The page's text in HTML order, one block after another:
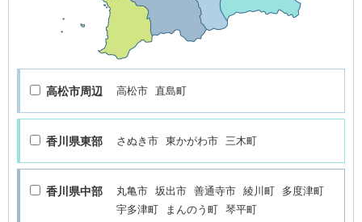
高松市周辺 高松市 直島町
香川県東部 さぬき市 東かがわ市 三木町
香川県中部 丸亀市 坂出市 善通寺市 綾川町
多度津町
宇多津町
まんのう町 琴平町